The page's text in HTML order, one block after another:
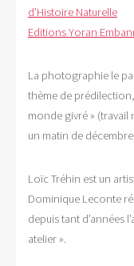
d’Histoire Naturelle
Editions Yoran
La photographie le
thème de
monde givré »
un matin de
Loïc Tréhin est un
Dominique Leconte
depuis tant d’années
atelier ».